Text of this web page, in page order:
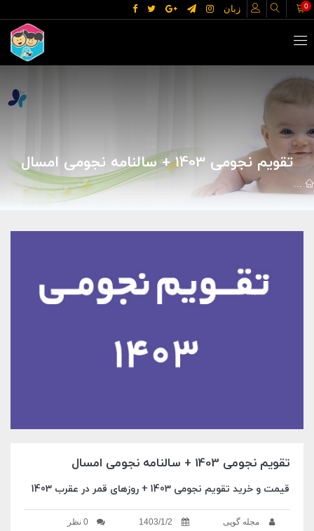
زبان 0
تقویم نجومی 1403 + سالنامه نجومی امسال
تقویم نجومی روزانه تقویم نجومی 1403 + سالنامه نجومی امسال
تقویم نجومی 1403 + سالنامه نجومی امسال
قیمت و خرید تقویم نجومی 1403 + روزهای قمر در عقرب 1403
مجله گوپی 1403/1/2 0 نظر